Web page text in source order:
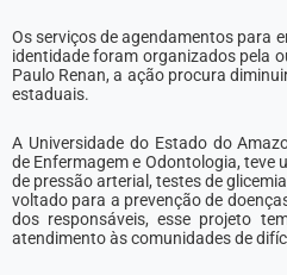
Os serviços de agendamentos para
identidade foram organizados pela
Paulo Renan, a ação procura
estaduais.
A Universidade do Estado do
de Enfermagem e Odontologia, teve
de pressão arterial, testes de
voltado para a prevenção de
dos responsáveis, esse projeto
atendimento às comunidades de